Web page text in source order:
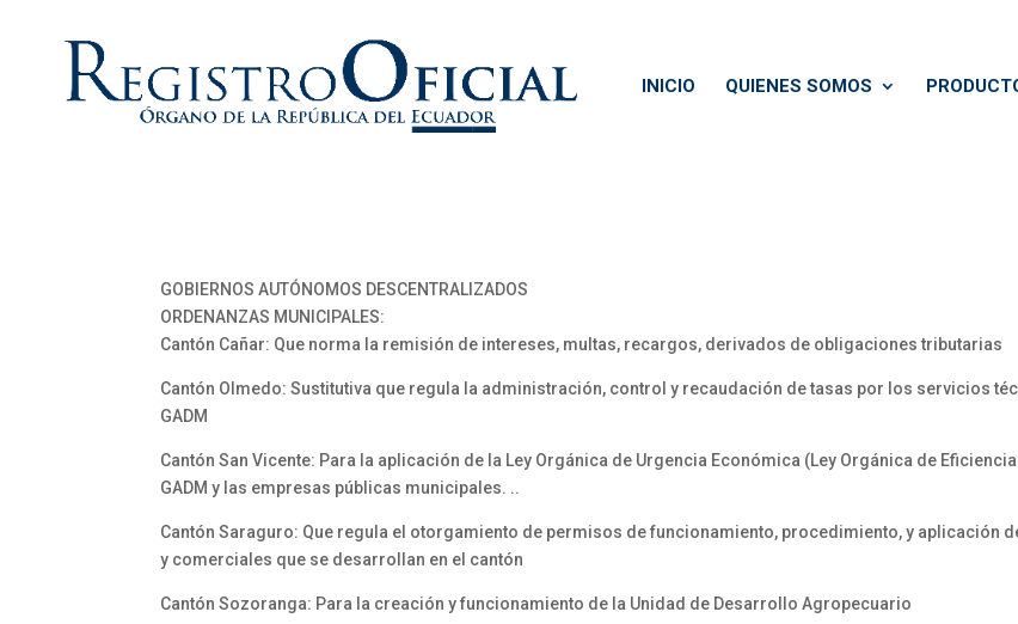
INICIO QUIENES SOMOS
GOBIERNOS AUTÓNOMOS DESCENTRALIZADOS
ORDENANZAS MUNICIPALES:
Cantón Cañar: Que norma la remisión de intereses, multas, recargos, derivados de obligaciones tributarias
Cantón Olmedo: Sustitutiva que regula la administración, control y recaudación de tasas por los servicios
GADM
Cantón San Vicente: Para la aplicación de la Ley Orgánica de Urgencia Económica (Ley Orgánica de
GADM y las empresas públicas municipales. ..
Cantón Saraguro: Que regula el otorgamiento de permisos de funcionamiento, procedimiento, y aplicación
y comerciales que se desarrollan en el cantón
Cantón Sozoranga: Para la creación y funcionamiento de la Unidad de Desarrollo Agropecuario